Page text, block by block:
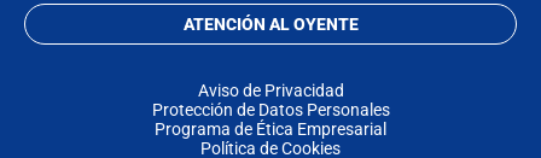
ATENCIÓN AL OYENTE
Aviso de Privacidad
Protección de Datos Personales
Programa de Ética Empresarial
Política de Cookies